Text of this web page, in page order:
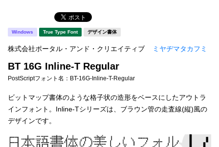
新着一覧
マイページ
タイプフェイス
明朝体
宋朝体
教科書体 行書体
勘亭流
江戸文字 デザイン毛筆
Windows True Type Font デザイン書体
株式会社ポータル・アンド・クリエイティブ ミヤヂマタカフミ
BT 16G Inline-T Regular
PostScriptフォント名： BT-16G-Inline-T-Regular
ビットマップ書体のような格子状の造形をベースにしたアウトラ
インフォント。Inline-Tシリーズは、ブラウン管の走査線(縦)風の
デザインです。